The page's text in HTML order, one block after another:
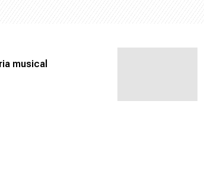
musical